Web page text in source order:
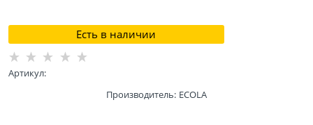
Есть в наличии
Артикул:
Производитель: ECOLA